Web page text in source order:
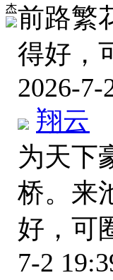
杰前路繁
得好，
2026-7-
翔云
为天下
桥。来
好，可
7-2